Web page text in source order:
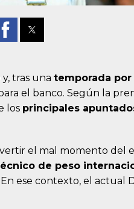
tras una temporada
el banco. Según la
los principales
el mal momento del
de peso
ese contexto, el actual